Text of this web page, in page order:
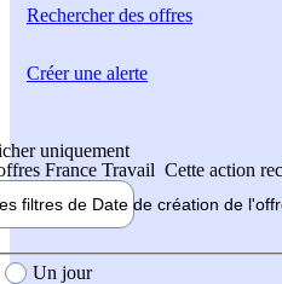
Rechercherdes offres
uniquement
France Travail Cette action
filtres de Date de création de
création de l'offre
Un jour
Créer une alerte